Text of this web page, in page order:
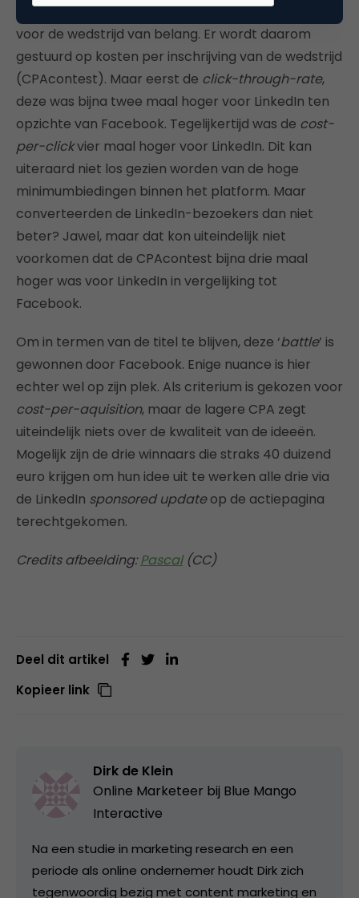
deze campagne is het genereren van inschrijvingen
voor de wedstrijd van belang. Er wordt daarom
gestuurd op kosten per inschrijving van de wedstrijd
(CPAcontest). Maar eerst de click-through-rate,
deze was bijna twee maal hoger voor LinkedIn ten
opzichte van Facebook. Tegelijkertijd was de cost-
per-clickvier maal hoger voor LinkedIn. Dit kan
uiteraard niet los gezien worden van de hoge
minimumbiedingen binnen het platform. Maar
converteerden de LinkedIn-bezoekers dan niet
beter? Jawel, maar dat kon uiteindelijk niet
voorkomen dat de CPAcontest bijna drie maal
hoger was voor LinkedIn in vergelijking tot
Facebook.
Om in termen van de titel te blijven, deze ‘battle’ is
gewonnen door Facebook. Enige nuance is hier
echter wel op zijn plek. Als criterium is gekozen voor
cost-per-aquisition, maar de lagere CPA zegt
uiteindelijk niets over de kwaliteit van de ideeën.
Mogelijk zijn de drie winnaars die straks 40 duizend
euro krijgen om hun idee uit te werken alle drie via
de LinkedIn sponsored updateop de actiepagina
terechtgekomen.
Credits afbeelding:Pascal(CC)
Deel dit artikel
Kopieer link
Dirk de Klein
Online Marketeer bij Blue Mango
Interactive
Na een studie in marketing research en een
periode als online ondernemer houdt Dirk zich
tegenwoordig bezig met content marketing en